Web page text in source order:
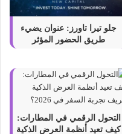
جلو تيرا تاورز: عنوان يضيء
طريق الحضور المؤثر
التحول الرقمي في المطارات:
كيف تعيد أنظمة العرض الذكية